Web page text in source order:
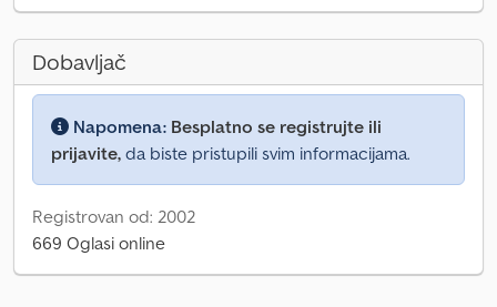
Dobavljač
Napomena: Besplatno se registrujte ili
prijavite, da biste pristupili svim informacijama.
Registrovan od: 2002
669 Oglasi online